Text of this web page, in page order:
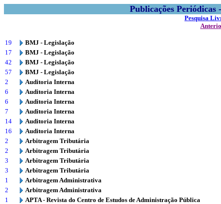
Publicações
Pesquisa
19
BMJ - Legislação
17
BMJ - Legislação
42
BMJ - Legislação
57
BMJ - Legislação
2
Auditoria Interna
6
Auditoria Interna
6
Auditoria Interna
7
Auditoria Interna
14
Auditoria Interna
16
Auditoria Interna
2
Arbitragem Tributária
2
Arbitragem Tributária
3
Arbitragem Tributária
3
Arbitragem Tributária
1
Arbitragem Administrativa
2
Arbitragem Administrativa
1
APTA - Revista do Centro de Estudos de Administração Pública